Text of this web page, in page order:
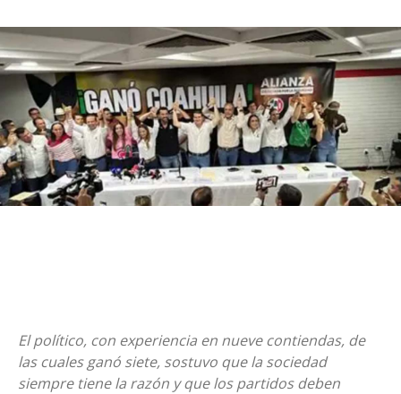
El político, con experiencia en nueve contiendas, de
las cuales ganó siete, sostuvo que la sociedad
siempre tiene la razón y que los partidos deben